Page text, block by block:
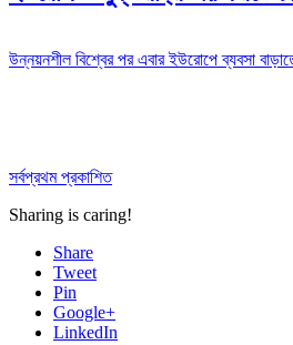
উন্নয়নশীল বিশ্বের পর এবার ইউরোপে ব্যবসা
সর্বপ্রথম প্রকাশিত
Sharing is caring!
Share
Tweet
Pin
Google+
LinkedIn